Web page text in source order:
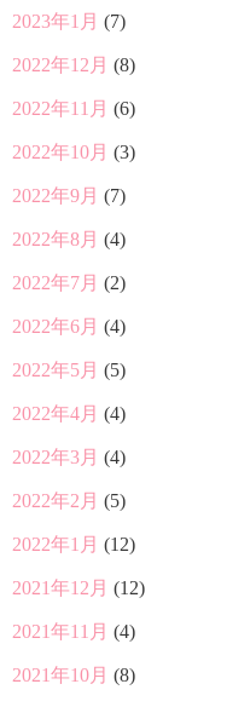
2023年1月 (7)
2022年12月 (8)
2022年11月 (6)
2022年10月 (3)
2022年9月 (7)
2022年8月 (4)
2022年7月 (2)
2022年6月 (4)
2022年5月 (5)
2022年4月 (4)
2022年3月 (4)
2022年2月 (5)
2022年1月 (12)
2021年12月 (12)
2021年11月 (4)
2021年10月 (8)